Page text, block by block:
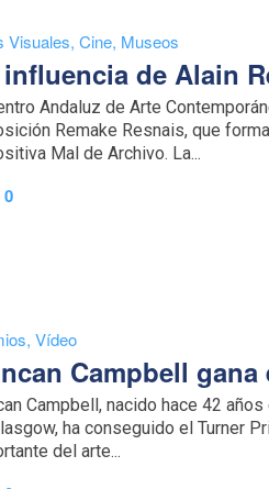
Visuales,Cine, Museos
influencia de Alain
Andaluz de Arte
Remake Resnais, que
Mal de Archivo. La...
0
,Vídeo
Campbell gana
Campbell, nacido hace 42
ha conseguido el Turner
del arte...